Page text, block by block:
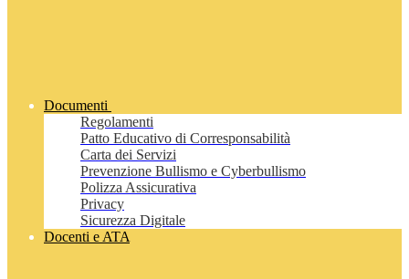
Documenti
Regolamenti
Patto Educativo di Corresponsabilità
Carta dei Servizi
Prevenzione Bullismo e Cyberbullismo
Polizza Assicurativa
Privacy
Sicurezza Digitale
Docenti e ATA